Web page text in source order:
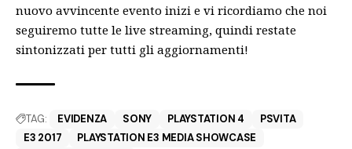
nuovo avvincente evento inizi e vi ricordiamo che noi
seguiremo tutte le live streaming, quindi restate
sintonizzati per tutti gli aggiornamenti!
TAG: EVIDENZA SONY PLAYSTATION 4
PSVITA
E3 2017
PLAYSTATION E3 MEDIA SHOWCASE